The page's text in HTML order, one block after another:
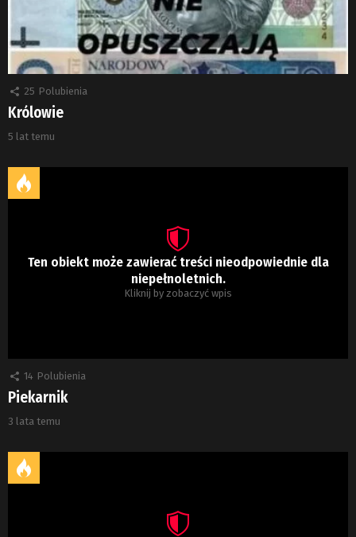
25 Polubienia
Królowie
5 lat temu
Ten obiekt może zawierać treści nieodpowiednie dla
niepełnoletnich.
Kliknij by zobaczyć wpis
14 Polubienia
Piekarnik
3 lata temu